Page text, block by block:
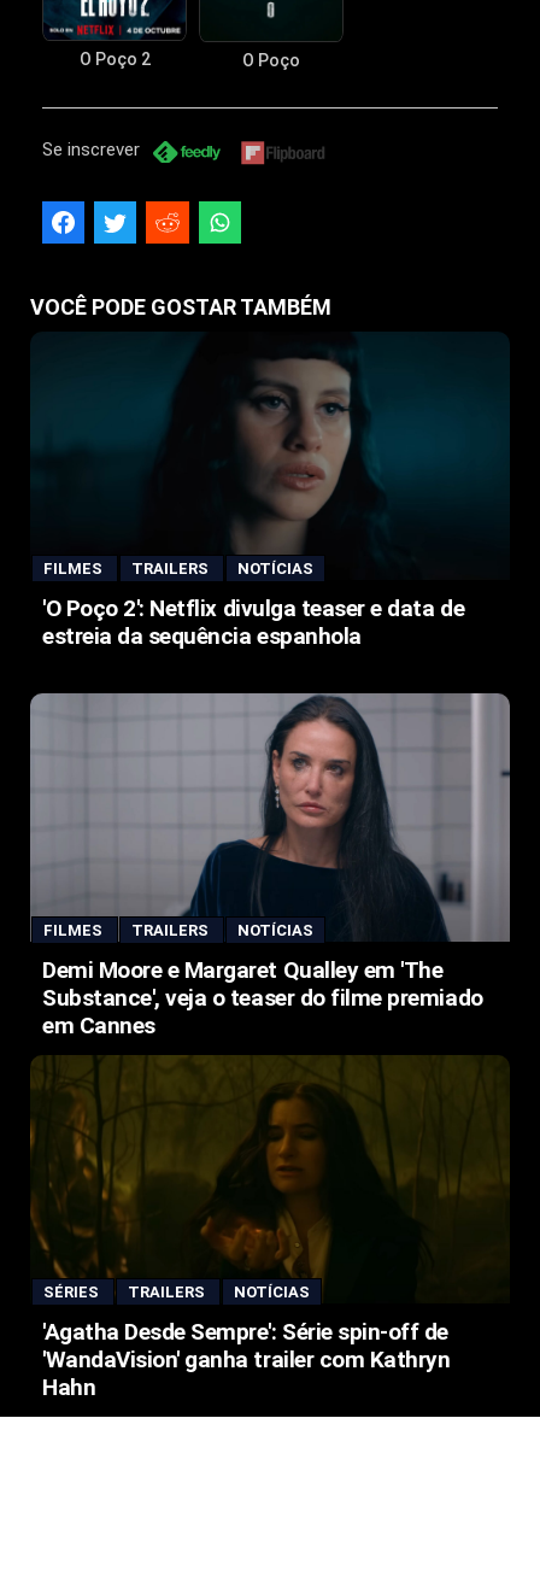
O Poço 2 O Poço
Se inscrever
VOCÊ PODE GOSTAR TAMBÉM
FILMES TRAILERS NOTÍCIAS
'O Poço 2': Netflix divulga teaser e data de
estreia da sequência espanhola
FILMES TRAILERS NOTÍCIAS
Demi Moore e Margaret Qualley em 'The
Substance', veja o teaser do filme premiado
em Cannes
SÉRIES TRAILERS NOTÍCIAS
'Agatha Desde Sempre': Série spin-off de
'WandaVision' ganha trailer com Kathryn
Hahn